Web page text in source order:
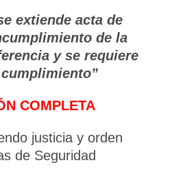
extiende acta de
de la
y se requiere
COMPLETA
justicia y orden
de Seguridad